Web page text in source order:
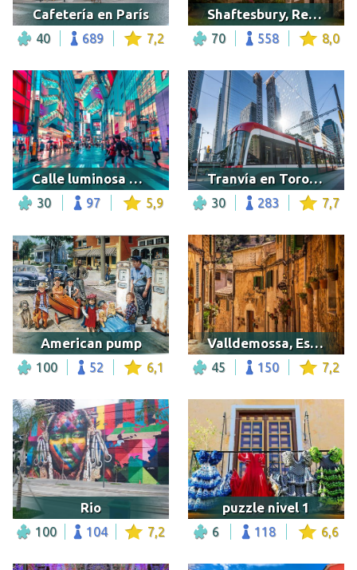
Cafetería en París
40 689 7,2
Shaftesbury, Reino Unido
70 558 8,0
Calle luminosa en Tokio
30 97 5,9
Tranvía en Toronto
30 283 7,7
American pump
100 52 6,1
Valldemossa, España
45 150 7,2
Rio
100 104 7,2
puzzle nivel 1
6 118 6,6